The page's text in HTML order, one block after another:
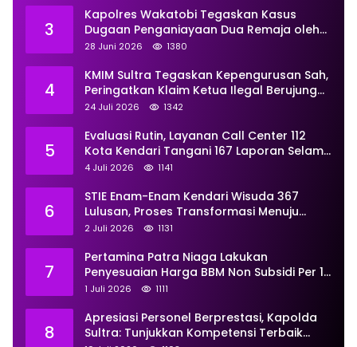
3
Kapolres Wakatobi Tegaskan Kasus
Dugaan Penganiayaan Dua Remaja oleh
Dua Anggota Ditangani Secara
28 Juni 2026 1380
4
KMIM Sultra Tegaskan Kepengurusan Sah,
Peringatkan Klaim Ketua Ilegal Berujung
Proses Hukum
24 Juli 2026 1342
5
Evaluasi Rutin, Layanan Call Center 112
Kota Kendari Tangani 167 Laporan Selama
Juni
4 Juli 2026 1141
6
STIE Enam-Enam Kendari Wisuda 367
Lulusan, Proses Transformasi Menuju
Universitas Resmi Diterima
2 Juli 2026 1131
7
Pertamina Patra Niaga Lakukan
Penyesuaian Harga BBM Non Subsidi Per 1
Juli 2026, Berikut Rinciannya
1 Juli 2026 1111
8
Apresiasi Personel Berprestasi, Kapolda
Sultra: Tunjukkan Kompetensi Terbaik